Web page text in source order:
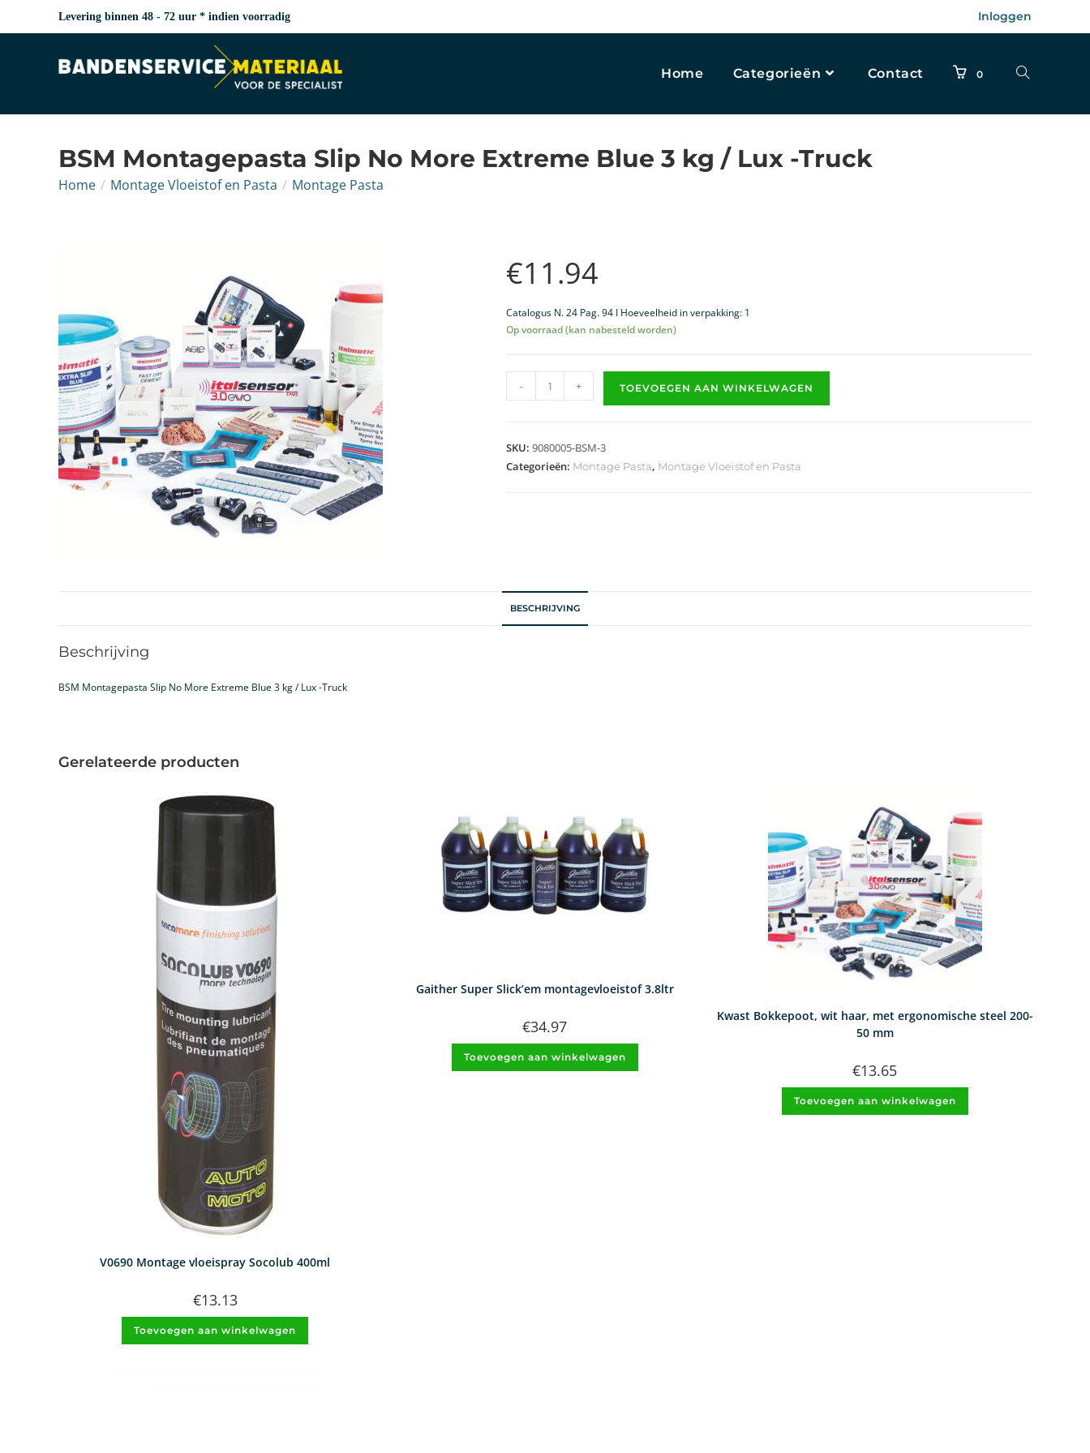
Levering binnen 48 - 72 uur * indien voorradig Inloggen
Home Categorieën Contact 0
BSM Montagepasta Slip No More Extreme Blue 3 kg / Lux -Truck
Home / Montage Vloeistof en Pasta / Montage Pasta
€11.94
Catalogus N. 24 Pag. 94 I Hoeveelheid in verpakking: 1
Op voorraad (kan nabesteld worden)
- + TOEVOEGEN AAN WINKELWAGEN
SKU: 9080005-BSM-3
Categorieën: Montage Pasta, Montage Vloeistof en Pasta
BESCHRIJVING
Beschrijving
BSM Montagepasta Slip No More Extreme Blue 3 kg / Lux -Truck
Gerelateerde producten
V0690 Montage vloeispray Socolub 400ml
€13.13
Toevoegen aan winkelwagen
Gaither Super Slick’em montagevloeistof 3.8ltr
€34.97
Toevoegen aan winkelwagen
Kwast Bokkepoot, wit haar, met ergonomische steel 200-
50 mm
€13.65
Toevoegen aan winkelwagen